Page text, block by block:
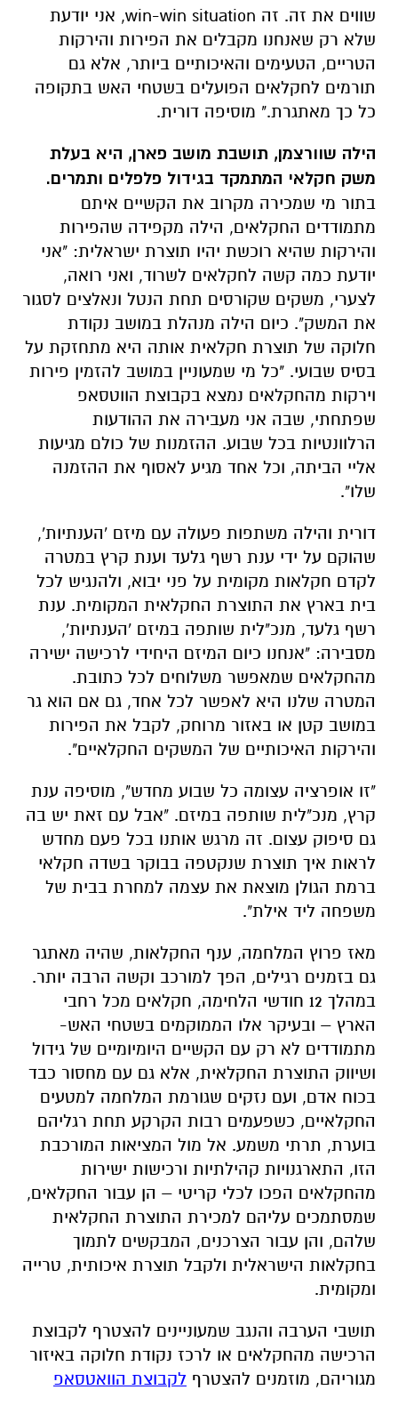
שווים את זה. זה win-win situation, אני יודעת
שלא רק שאנחנו מקבלים את הפירות והירקות
הטריים, הטעימים והאיכותיים ביותר, אלא גם
תורמים לחקלאים הפועלים בשטחי האש בתקופה
כל כך מאתגרת." מוסיפה דורית.
הילה שוורצמן, תושבת מושב פארן, היא בעלת
משק חקלאי המתמקד בגידול פלפלים ותמרים.
בתור מי שמכירה מקרוב את הקשיים איתם
מתמודדים החקלאים, הילה מקפידה שהפירות
והירקות שהיא רוכשת יהיו תוצרת ישראלית: "אני
יודעת כמה קשה לחקלאים לשרוד, ואני רואה,
לצערי, משקים שקורסים תחת הנטל ונאלצים לסגור
את המשק". כיום הילה מנהלת במושב נקודת
חלוקה של תוצרת חקלאית אותה היא מתחזקת על
בסיס שבועי. "כל מי שמעוניין במושב להזמין פירות
וירקות מהחקלאים נמצא בקבוצת הווטסאפ
שפתחתי, שבה אני מעבירה את ההודעות
הרלוונטיות בכל שבוע. ההזמנות של כולם מגיעות
אליי הביתה, וכל אחד מגיע לאסוף את ההזמנה
שלו".
דורית והילה משתפות פעולה עם מיזם 'הענתיות',
שהוקם על ידי ענת רשף גלעד וענת קרץ במטרה
לקדם חקלאות מקומית על פני יבוא, ולהנגיש לכל
בית בארץ את התוצרת החקלאית המקומית. ענת
רשף גלעד, מנכ"לית שותפה במיזם 'הענתיות',
מסבירה: "אנחנו כיום המיזם היחידי לרכישה ישירה
מהחקלאים שמאפשר משלוחים לכל כתובת.
המטרה שלנו היא לאפשר לכל אחד, גם אם הוא גר
במושב קטן או באזור מרוחק, לקבל את הפירות
והירקות האיכותיים של המשקים החקלאיים".
"זו אופרציה עצומה כל שבוע מחדש", מוסיפה ענת
קרץ, מנכ"לית שותפה במיזם. "אבל עם זאת יש בה
גם סיפוק עצום. זה מרגש אותנו בכל פעם מחדש
לראות איך תוצרת שנקטפה בבוקר בשדה חקלאי
ברמת הגולן מוצאת את עצמה למחרת בבית של
משפחה ליד אילת".
מאז פרוץ המלחמה, ענף החקלאות, שהיה מאתגר
גם בזמנים רגילים, הפך למורכב וקשה הרבה יותר.
במהלך 12 חודשי הלחימה, חקלאים מכל רחבי
הארץ – ובעיקר אלו הממוקמים בשטחי האש-
מתמודדים לא רק עם הקשיים היומיומיים של גידול
ושיווק התוצרת החקלאית, אלא גם עם מחסור כבד
בכוח אדם, ועם נזקים שגורמת המלחמה למטעים
החקלאיים, כשפעמים רבות הקרקע תחת רגליהם
בוערת, תרתי משמע. אל מול המציאות המורכבת
הזו, התארגנויות קהילתיות ורכישות ישירות
מהחקלאים הפכו לכלי קריטי – הן עבור החקלאים,
שמסתמכים עליהם למכירת התוצרת החקלאית
שלהם, והן עבור הצרכנים, המבקשים לתמוך
בחקלאות הישראלית ולקבל תוצרת איכותית, טרייה
ומקומית.
תושבי הערבה והנגב שמעוניינים להצטרף לקבוצת
הרכישה מהחקלאים או לרכז נקודת חלוקה באיזור
מגוריהם, מוזמנים להצטרף לקבוצת הוואטסאפ